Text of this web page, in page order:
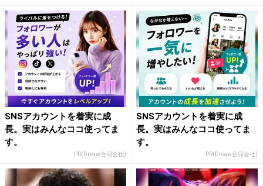
SNSアカウントを着実に成
長。実はみんなココ使ってま
す。
PR(Dreaw合同会社)
SNSアカウントを着実に成
長。実はみんなココ使ってま
す。
PR(Dreaw合同会社)